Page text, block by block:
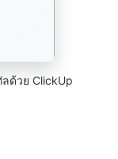
ด้วย ClickUp